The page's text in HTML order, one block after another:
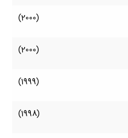
(2000)
(2000)
(1999)
(1998)